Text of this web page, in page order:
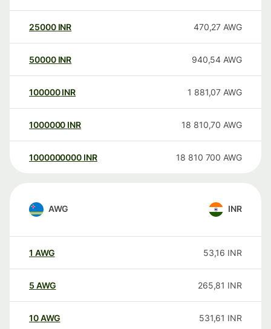
25000 INR 470,27 AWG
50000 INR 940,54 AWG
100000 INR 1 881,07 AWG
1000000 INR 18 810,70 AWG
1000000000 INR 18 810 700 AWG
AWG INR
1 AWG 53,16 INR
5 AWG 265,81 INR
10AWG 531,61 INR